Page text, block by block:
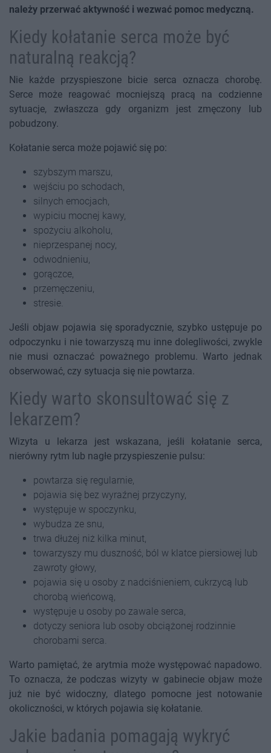
należy przerwać aktywność i wezwać pomoc medyczną.
Kiedy kołatanie serca może być
naturalną reakcją?
Nie każde przyspieszone bicie serca oznacza chorobę.
Serce może reagować mocniejszą pracą na codzienne
sytuacje, zwłaszcza gdy organizm jest zmęczony lub
pobudzony.
Kołatanie serca może pojawić się po:
szybszym marszu,
wejściu po schodach,
silnych emocjach,
wypiciu mocnej kawy,
spożyciu alkoholu,
nieprzespanej nocy,
odwodnieniu,
gorączce,
przemęczeniu,
stresie.
Jeśli objaw pojawia się sporadycznie, szybko ustępuje po
odpoczynku i nie towarzyszą mu inne dolegliwości, zwykle
nie musi oznaczać poważnego problemu. Warto jednak
obserwować, czy sytuacja się nie powtarza.
Kiedy warto skonsultować się z
lekarzem?
Wizyta u lekarza jest wskazana, jeśli kołatanie serca,
nierówny rytm lub nagłe przyspieszenie pulsu:
powtarza się regularnie,
pojawia się bez wyraźnej przyczyny,
występuje w spoczynku,
wybudza ze snu,
trwa dłużej niż kilka minut,
towarzyszy mu duszność, ból w klatce piersiowej lub
zawroty głowy,
pojawia się u osoby z nadciśnieniem, cukrzycą lub
chorobą wieńcową,
występuje u osoby po zawale serca,
dotyczy seniora lub osoby obciążonej rodzinnie
chorobami serca.
Warto pamiętać, że arytmia może występować napadowo.
To oznacza, że podczas wizyty w gabinecie objaw może
już nie być widoczny, dlatego pomocne jest notowanie
okoliczności, w których pojawia się kołatanie.
Jakie badania pomagają wykryć